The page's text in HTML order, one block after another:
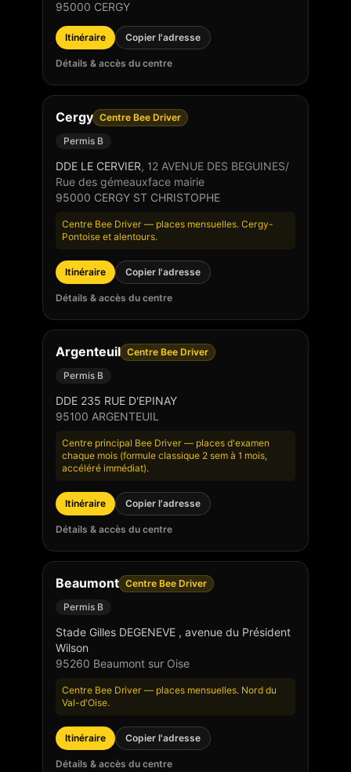
95000 CERGY
Itinéraire Copier l'adresse
Détails & accès du centre
Cergy Centre Bee Driver
Permis B
DDE LE CERVIER, 12 AVENUE DES BEGUINES/
Rue des gémeauxface mairie
95000 CERGY ST CHRISTOPHE
Centre Bee Driver — places mensuelles. Cergy-
Pontoise et alentours.
Itinéraire Copier l'adresse
Détails & accès du centre
Argenteuil Centre Bee Driver
Permis B
DDE 235 RUE D'EPINAY
95100 ARGENTEUIL
Centre principal Bee Driver — places d'examen
chaque mois (formule classique 2 sem à 1 mois,
accéléré immédiat).
Itinéraire Copier l'adresse
Détails & accès du centre
Beaumont Centre Bee Driver
Permis B
Stade Gilles DEGENEVE , avenue du Président
Wilson
95260 Beaumont sur Oise
Centre Bee Driver — places mensuelles. Nord du
Val-d'Oise.
Itinéraire Copier l'adresse
Détails & accès du centre